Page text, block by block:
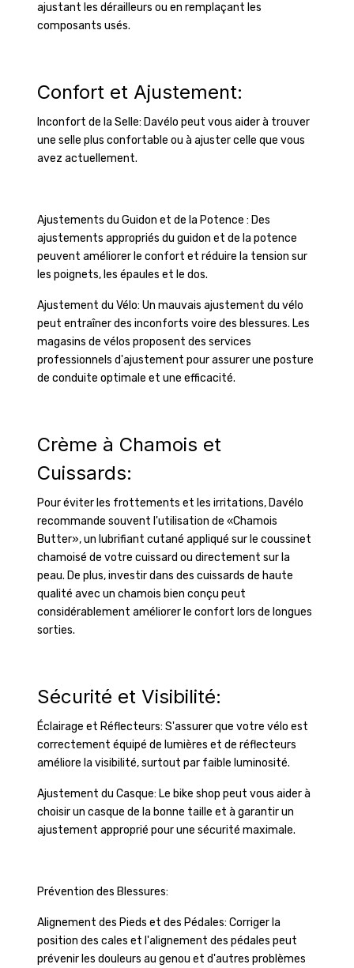
ajustant les dérailleurs ou en remplaçant les
composants usés.
Confort et Ajustement:
Inconfort de la Selle: Davélo peut vous aider à trouver
une selle plus confortable ou à ajuster celle que vous
avez actuellement.
Ajustements du Guidon et de la Potence : Des
ajustements appropriés du guidon et de la potence
peuvent améliorer le confort et réduire la tension sur
les poignets, les épaules et le dos.
Ajustement du Vélo: Un mauvais ajustement du vélo
peut entraîner des inconforts voire des blessures. Les
magasins de vélos proposent des services
professionnels d'ajustement pour assurer une posture
de conduite optimale et une efficacité.
Crème à Chamois et
Cuissards:
Pour éviter les frottements et les irritations, Davélo
recommande souvent l'utilisation de «Chamois
Butter», un lubrifiant cutané appliqué sur le coussinet
chamoisé de votre cuissard ou directement sur la
peau. De plus, investir dans des cuissards de haute
qualité avec un chamois bien conçu peut
considérablement améliorer le confort lors de longues
sorties.
Sécurité et Visibilité:
Éclairage et Réflecteurs: S'assurer que votre vélo est
correctement équipé de lumières et de réflecteurs
améliore la visibilité, surtout par faible luminosité.
Ajustement du Casque: Le bike shop peut vous aider à
choisir un casque de la bonne taille et à garantir un
ajustement approprié pour une sécurité maximale.
Prévention des Blessures:
Alignement des Pieds et des Pédales: Corriger la
position des cales et l'alignement des pédales peut
prévenir les douleurs au genou et d'autres problèmes